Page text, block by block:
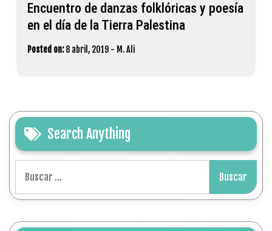
Encuentro de danzas folklóricas y poesía
en el día de la Tierra Palestina
Posted on: 8 abril, 2019 - M. Ali
Search Anything